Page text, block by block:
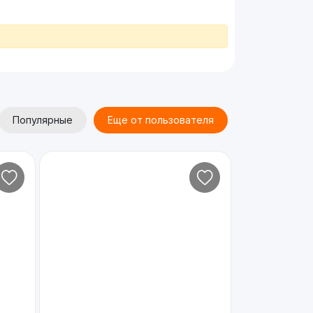
Популярные Еще от пользователя